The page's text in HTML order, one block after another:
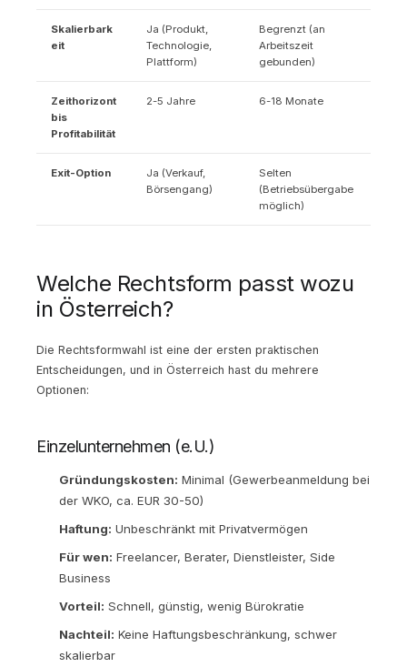
Skalierbark
eit
Ja (Produkt,
Technologie,
Plattform)
Begrenzt (an
Arbeitszeit
gebunden)
Zeithorizont
bis
Profitabilität
2-5 Jahre 6-18 Monate
Exit-Option
Ja (Verkauf,
Börsengang)
Selten
(Betriebsübergabe
möglich)
Welche Rechtsform passt wozu
in Österreich?
Die Rechtsformwahl ist eine der ersten praktischen
Entscheidungen, und in Österreich hast du mehrere
Optionen:
Einzelunternehmen (e.U.)
Gründungskosten: Minimal (Gewerbeanmeldung bei
der WKO, ca. EUR 30-50)
Haftung: Unbeschränkt mit Privatvermögen
Für wen: Freelancer, Berater, Dienstleister, Side
Business
Vorteil: Schnell, günstig, wenig Bürokratie
Nachteil: Keine Haftungsbeschränkung, schwer
skalierbar